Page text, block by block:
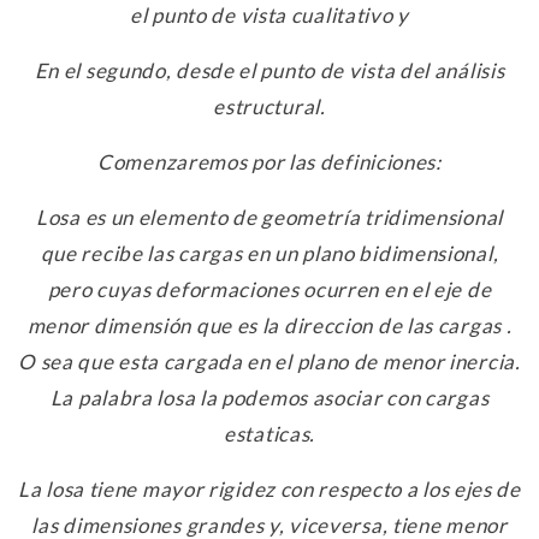
el punto de vista cualitativo y
En el segundo, desde el punto de vista del análisis
estructural.
Comenzaremos por las definiciones:
Losa es un elemento de geometría tridimensional
que recibe las cargas en un plano bidimensional,
pero cuyas deformaciones ocurren en el eje de
menor dimensión que es la direccion de las cargas .
O sea que esta cargada en el plano de menor inercia.
La palabra losa la podemos asociar con cargas
estaticas.
La losa tiene mayor rigidez con respecto a los ejes de
las dimensiones grandes y, viceversa, tiene menor